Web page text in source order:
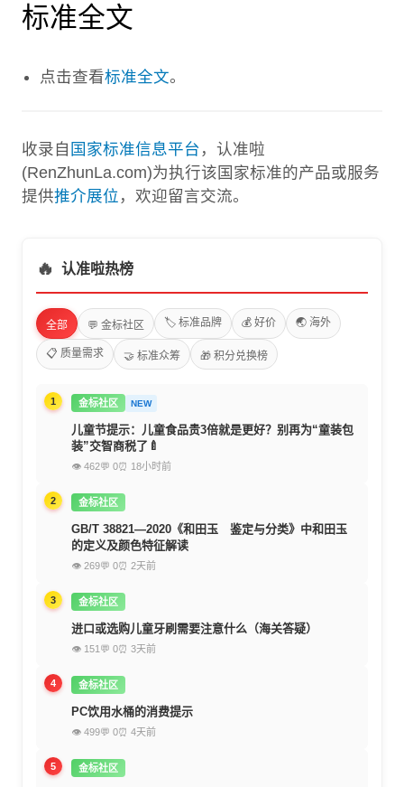
标准全文
点击查看标准全文。
收录自 国家标准信息平台 ，认准啦
(RenZhunLa.com)为执行该国家标准的产品或服务
提供推介展位 ，欢迎留言交流。
🔥 认准啦热榜
全部 💬 金标社区 🏷️ 标准品牌 💰 好价 🌏 海外
📋 质量需求 🤝 标准众筹 🎁 积分兑换榜
1 金标社区 NEW
儿童节提示：儿童食品贵3倍就是更好？别再为“童装包
装”交智商税了🍼
👁 462💬 0⏰ 18小时前
2 金标社区
GB/T 38821—2020《和田玉 鉴定与分类》中和田玉
的定义及颜色特征解读
👁 269💬 0⏰ 2天前
3 金标社区
进口或选购儿童牙刷需要注意什么（海关答疑）
👁 151 💬 0⏰ 3天前
4 金标社区
PC饮用水桶的消费提示
👁 499💬 0⏰ 4天前
5 金标社区